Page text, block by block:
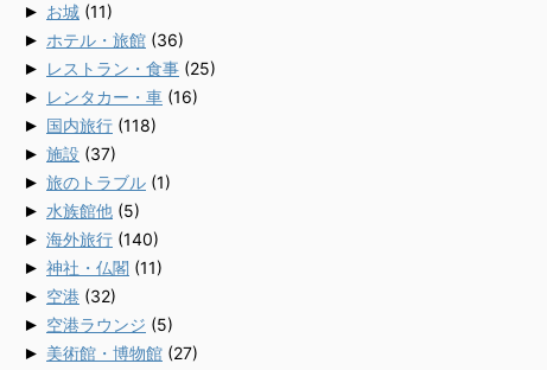
► お城 (11)
► ホテル・旅館 (36)
► レストラン・食事 (25)
► レンタカー・車 (16)
► 国内旅行 (118)
► 施設 (37)
► 旅のトラブル (1)
► 水族館他 (5)
► 海外旅行 (140)
► 神社・仏閣 (11)
► 空港 (32)
► 空港ラウンジ (5)
► 美術館・博物館 (27)